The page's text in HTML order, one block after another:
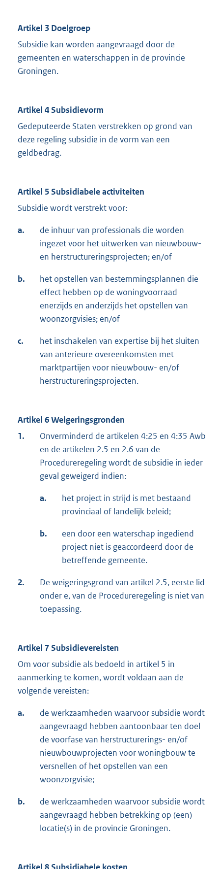
Artikel 3 Doelgroep
Subsidie kan worden aangevraagd door de
gemeenten en waterschappen in de provincie
Groningen.
Artikel 4 Subsidievorm
Gedeputeerde Staten verstrekken op grond van
deze regeling subsidie in de vorm van een
geldbedrag.
Artikel 5 Subsidiabele activiteiten
Subsidie wordt verstrekt voor:
a.
de inhuur van professionals die worden
ingezet voor het uitwerken van nieuwbouw-
en herstructureringsprojecten; en/of
b.
het opstellen van bestemmingsplannen die
effect hebben op de woningvoorraad
enerzijds en anderzijds het opstellen van
woonzorgvisies; en/of
c.
het inschakelen van expertise bij het sluiten
van anterieure overeenkomsten met
marktpartijen voor nieuwbouw- en/of
herstructureringsprojecten.
Artikel 6 Weigeringsgronden
1.
Onverminderd de artikelen 4:25 en 4:35 Awb
en de artikelen 2.5 en 2.6 van de
Procedureregeling wordt de subsidie in ieder
geval geweigerd indien:
a.
het project in strijd is met bestaand
provinciaal of landelijk beleid;
b.
een door een waterschap ingediend
project niet is geaccordeerd door de
betreffende gemeente.
2.
De weigeringsgrond van artikel 2.5, eerste lid
onder e, van de Procedureregeling is niet van
toepassing.
Artikel 7 Subsidievereisten
Om voor subsidie als bedoeld in artikel 5 in
aanmerking te komen, wordt voldaan aan de
volgende vereisten:
a.
de werkzaamheden waarvoor subsidie wordt
aangevraagd hebben aantoonbaar ten doel
de voorfase van herstructurerings- en/of
nieuwbouwprojecten voor woningbouw te
versnellen of het opstellen van een
woonzorgvisie;
b.
de werkzaamheden waarvoor subsidie wordt
aangevraagd hebben betrekking op (een)
locatie(s) in de provincie Groningen.